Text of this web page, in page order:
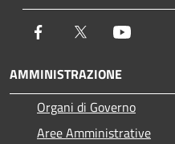
Facebook Twitter
AMMINISTRAZIONE
Organi di Governo
Aree Amministrative